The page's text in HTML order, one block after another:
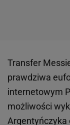
Transfer
prawdziwa
internetowym
możliwości
Argentyńczyka